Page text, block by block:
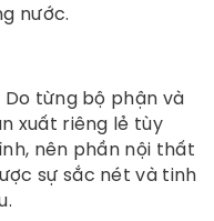
nước.
Do từng bộ phận và
xuất riêng lẻ tùy
nên phần nội thất
sự sắc nét và tinh